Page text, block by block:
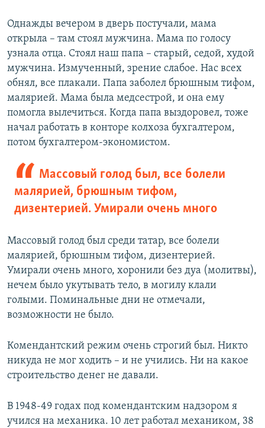
Однажды вечером в дверь постучали, мама
открыла – там стоял мужчина. Мама по голосу
узнала отца. Стоял наш папа – старый, седой, худой
мужчина. Измученный, зрение слабое. Нас всех
обнял, все плакали. Папа заболел брюшным тифом,
малярией. Мама была медсестрой, и она ему
помогла вылечиться. Когда папа выздоровел, тоже
начал работать в конторе колхоза бухгалтером,
потом бухгалтером-экономистом.
Массовый голод был, все болели
малярией, брюшным тифом,
дизентерией. Умирали очень много
Массовый голод был среди татар, все болели
малярией, брюшным тифом, дизентерией.
Умирали очень много, хоронили без дуа (молитвы),
нечем было укутывать тело, в могилу клали
голыми. Поминальные дни не отмечали,
возможности не было.
Комендантский режим очень строгий был. Никто
никуда не мог ходить – и не учились. Ни на какое
строительство денег не давали.
В 1948-49 годах под комендантским надзором я
учился на механика. 10 лет работал механиком, 38